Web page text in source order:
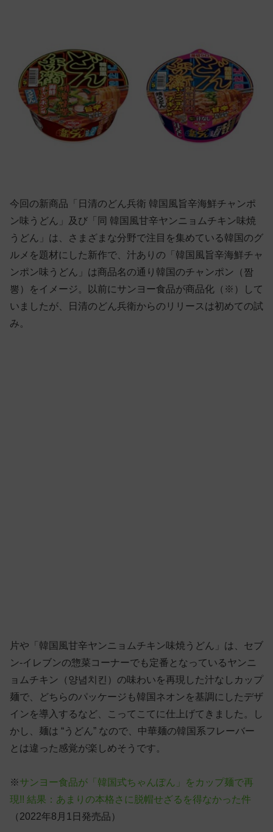
今回の新商品「日清のどん兵衛 韓国風旨辛海鮮チャンポ
ン味うどん」及び「同 韓国風甘辛ヤンニョムチキン味焼
うどん」は、さまざまな分野で注目を集めている韓国のグ
ルメを題材にした新作で、汁ありの「韓国風旨辛海鮮チャ
ンポン味うどん」は商品名の通り韓国のチャンポン（짬
뽕）をイメージ。以前にサンヨー食品が商品化（※）して
いましたが、日清のどん兵衛からのリリースは初めての試
み。
片や「韓国風甘辛ヤンニョムチキン味焼うどん」は、セブ
ン-イレブンの惣菜コーナーでも定番となっているヤンニ
ョムチキン（양념치킨）の味わいを再現した汁なしカップ
麺で、どちらのパッケージも韓国ネオンを基調にしたデザ
インを導入するなど、こってこてに仕上げてきました。し
かし、麺は “うどん” なので、中華麺の韓国系フレーバー
とは違った感覚が楽しめそうです。
※サンヨー食品が「韓国式ちゃんぽん」をカップ麺で再
現!! 結果：あまりの本格さに脱帽せざるを得なかった件
（2022年8月1日発売品）